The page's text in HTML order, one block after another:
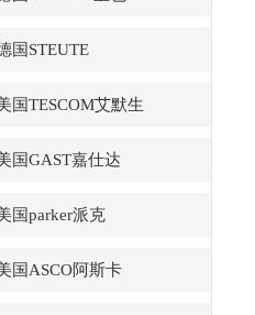
国STEUTE
国TESCOM艾默生
国GAST嘉仕达
国parker派克
国ASCO阿斯卡